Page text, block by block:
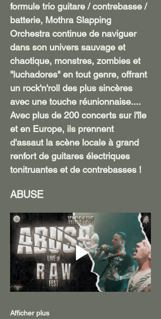
formule trio guitare / contrebasse /
batterie, Mothra Slapping
Orchestra continue de naviguer
dans son univers sauvage et
chaotique, monstres, zombies et
"luchadores" en tout genre, offrant
un rock'n'roll des plus sincères
avec une touche réunionnaise....
Avec plus de 200 concerts sur l'île
et en Europe, ils prennent
d'assaut la scène locale à grand
renfort de guitares électriques
tonitruantes et de contrebasses !
ABUSE
Afficher plus